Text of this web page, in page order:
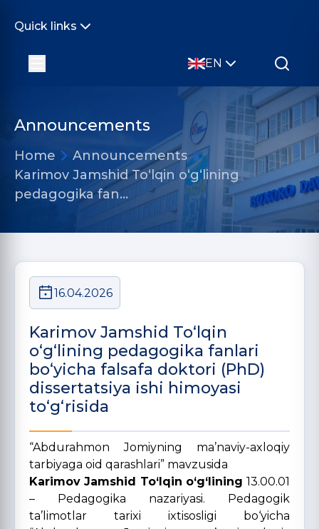
Quick links
EN
Announcements
Home
Announcements
Karimov Jamshid To‘lqin o‘g‘lining
pedagogika fan…
16.04.2026
Karimov Jamshid To‘lqin
o‘g‘lining pedagogika fanlari
bo‘yicha falsafa doktori (PhD)
dissertatsiya ishi himoyasi
to‘g‘risida
“Abdurahmon Jomiyning ma’naviy-axloqiy
tarbiyaga oid qarashlari” mavzusida
Karimov Jamshid To‘lqin o‘g‘lining 13.00.01
– Pedagogika nazariyasi. Pedagogik
ta’limotlar tarixi ixtisosligi bo‘yicha